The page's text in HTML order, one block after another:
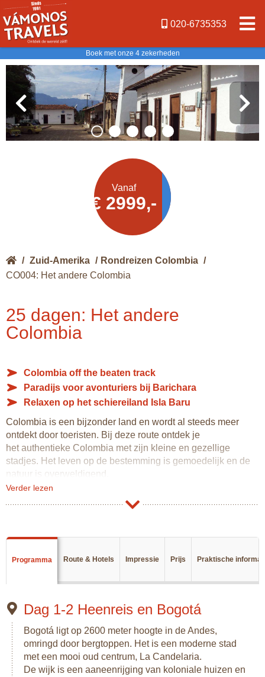
020-6735353
Boek met onze 4 zekerheden
Offerte
aanvragen
/ Zuid-Amerika / Rondreizen Colombia /
CO004: Het andere Colombia
25 dagen: Het andere
Colombia
Colombia off the beaten track
Paradijs voor avonturiers bij Barichara
Relaxen op het schiereiland Isla Baru
Colombia is een bijzonder land en wordt al steeds meer
ontdekt door toeristen. Bij deze route ontdek je
het authentieke Colombia met zijn kleine en gezellige
stadjes. Het leven op de bestemming is gemoedelijk en de
natuur is overweldigend.
Je begint de reis in de hoofdstad van Colombia: Bogotá, een
zeer interessante stad met veel mooie plekjes om te
Bogotá staat inmiddels ook bekend om zijn nieuwe cultuur;
kunstwerken die de kale muren hebben opgevrolijkt.
Na een korte vlucht richting het westen rijd je naar het
minder bekende plaatsje in de koffieregio,
namelijk Salamina. Salamina is een authentiek stadje dat
nog nauwelijks toerisme kent. Vanuit Salamina kun je een
bezoek brengen aan het Bosque de Palmas de Cera, een
vallei vol prachtige waxpalmen.
Verder lezen
Programma Route & Hotels Impressie Prijs Praktische
Dag 1-2 Heenreis en Bogotá
Bogotá ligt op 2600 meter hoogte in de Andes,
omringd door bergtoppen. Het is een moderne stad
met een mooi oud centrum, La Candelaria.
De wijk is een aaneenrijging van koloniale huizen en